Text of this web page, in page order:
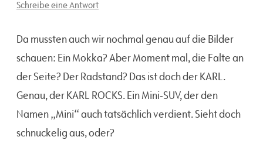
Schreibe eine Antwort
Da mussten auch wir nochmal genau auf die Bilder
schauen: Ein Mokka? Aber Moment mal, die Falte an
der Seite? Der Radstand? Das ist doch der KARL.
Genau, der KARL ROCKS. Ein Mini-SUV, der den
Namen „Mini“ auch tatsächlich verdient. Sieht doch
schnuckelig aus, oder?